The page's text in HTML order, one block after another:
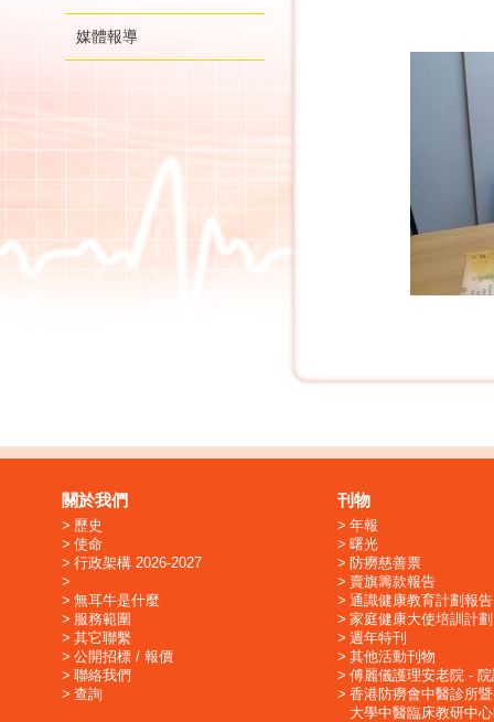
媒體報導
關於我們
歷史
使命
行政架構 2026-2027
無耳牛是什麼
服務範圍
其它聯繫
公開招標 / 報價
聯絡我們
查詢
刊物
年報
曙光
防癆慈善票
賣旗籌款報告
通識健康教育計劃報告
家庭健康大使培訓計劃
週年特刊
其他活動刊物
傅麗儀護理安老院 -
香港防癆會中醫診所
大學中醫臨床教研中